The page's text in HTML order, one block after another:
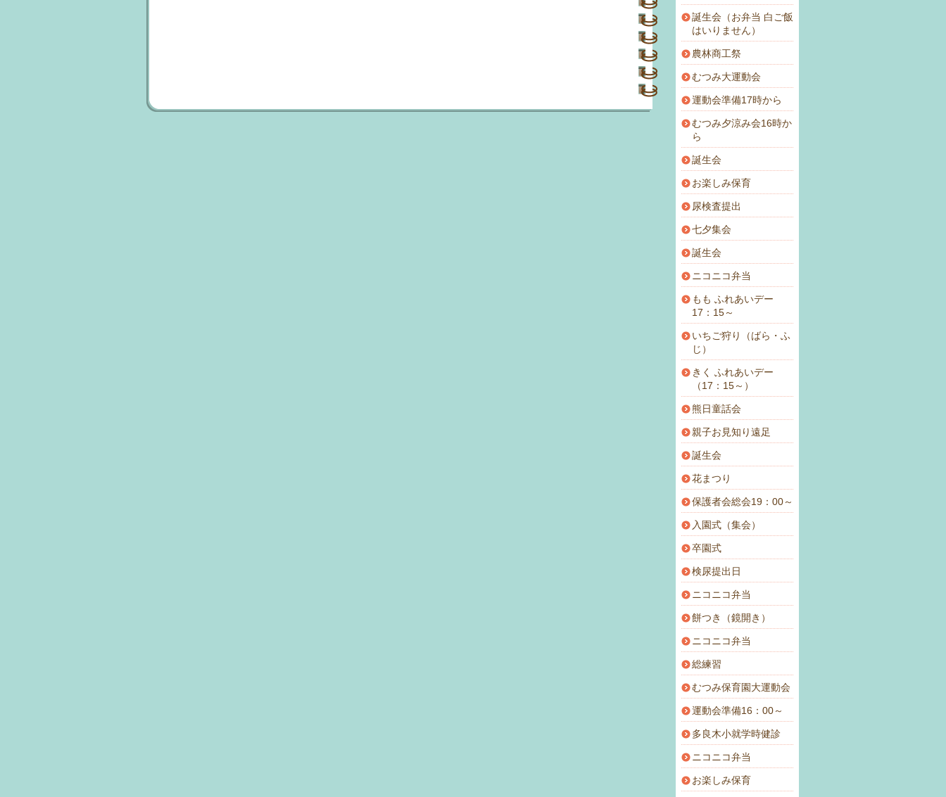
誕生会（お弁当 白ご飯
はいりません）
農林商工祭
むつみ大運動会
運動会準備17時から
むつみ夕涼み会16時か
ら
誕生会
お楽しみ保育
尿検査提出
七夕集会
誕生会
ニコニコ弁当
もも ふれあいデー
17：15～
いちご狩り（ばら・ふ
じ）
きく ふれあいデー
（17：15～）
熊日童話会
親子お見知り遠足
誕生会
花まつり
保護者会総会19：00～
入園式（集会）
卒園式
検尿提出日
ニコニコ弁当
餅つき（鏡開き）
ニコニコ弁当
総練習
むつみ保育園大運動会
運動会準備16：00～
多良木小就学時健診
ニコニコ弁当
お楽しみ保育